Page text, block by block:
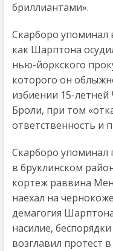
бриллиантами».
Скарборо упоминал
как Шарптона
нью-йоркского
которого он
избиении 15-
Броли, при том
ответственность и
Скарборо
в бруклинском
кортеж раввина
наехал на
демагогия
насилие,
возглавил протест